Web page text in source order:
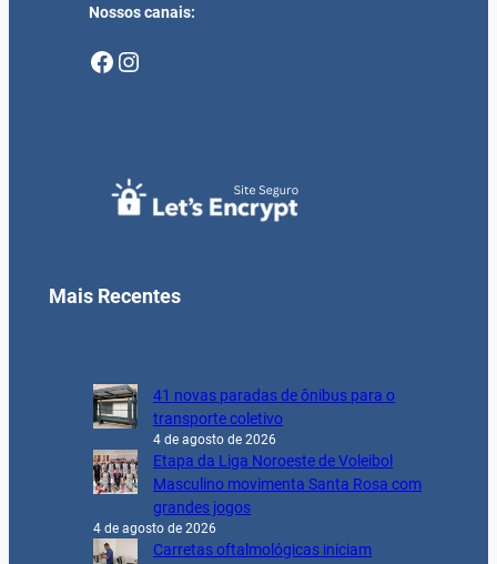
Nossos canais:
Facebook Instagram
Mais Recentes
41 novas paradas de ônibus para o
transporte coletivo
4 de agosto de 2026
Etapa da Liga Noroeste de Voleibol
Masculino movimenta Santa Rosa com
grandes jogos
4 de agosto de 2026
Carretas oftalmológicas iniciam